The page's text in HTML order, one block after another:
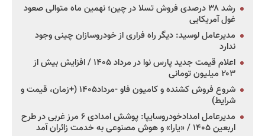
رشد ۳۸ درصدی فروش تسلا در چین؛ نهمین ماه متوالی صعود
غول آمریکایی
مدیرعامل لوسید: دیگر راه فراری از خودروسازان چینی وجود
ندارد
اعلام قیمت جدید پارس نوا در مرداد ۱۴۰۵ / افزایش بیش از
۲۰۳ میلیون تومانی
شروع فروش کشنده و کامیون فاو -مرداد۱۴۰۵ (+زمان، قیمت و
شرایط)
مدیرعامل امدادخودروسایپا: پوشش امدادی ۶ مرز غربی در طرح
اربعین ۱۴۰۵ / «یارا» و هوش مصنوعی به خدمت زائران آمد